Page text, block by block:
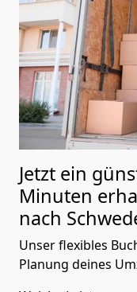
Jetzt ein
Minuten
nach
Unser flexibles
Planung deines